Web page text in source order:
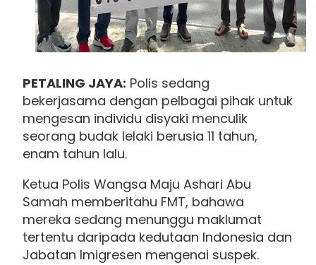
PETALING JAYA: Polis sedang
bekerjasama dengan pelbagai pihak untuk
mengesan individu disyaki menculik
seorang budak lelaki berusia 11 tahun,
enam tahun lalu.
Ketua Polis Wangsa Maju Ashari Abu
Samah memberitahu FMT, bahawa
mereka sedang menunggu maklumat
tertentu daripada kedutaan Indonesia dan
Jabatan Imigresen mengenai suspek.